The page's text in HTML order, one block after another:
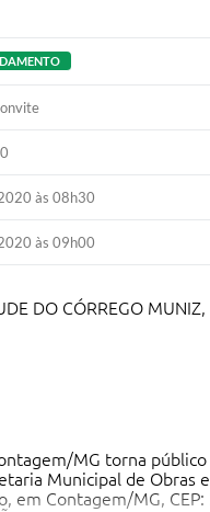
às 08h30
às 09h00
DO CÓRREGO
MG torna
Municipal de Obras
em Contagem/MG,